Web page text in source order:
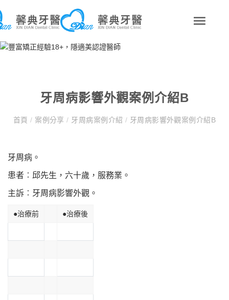
牙周病影響外觀案例介紹B
首頁/ 案例分享/ 牙周病案例介紹 / 牙周病影響外觀案例介紹B
牙周病。
患者︰邱先生，六十歲，服務業。
主訴︰牙周病影響外觀。
●治療前 ●治療後